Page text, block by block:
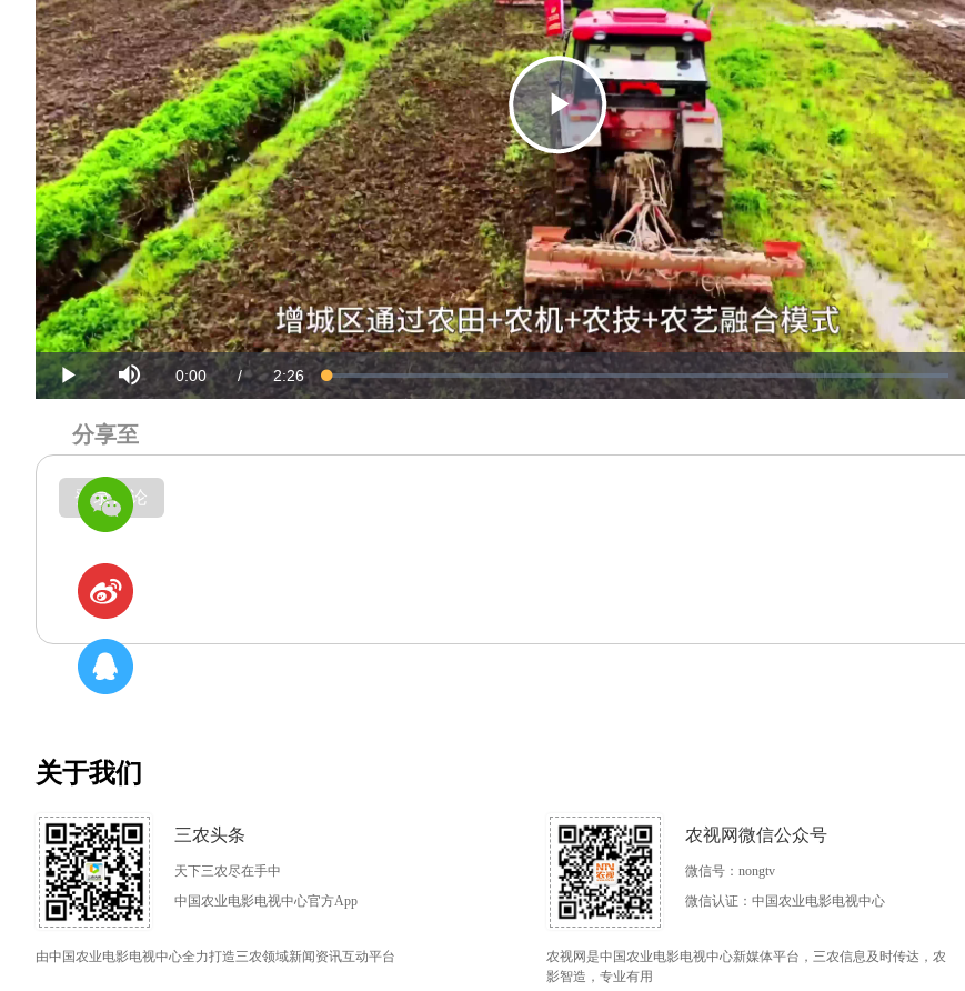
Play
Video
Play
Mute
Current
0:00 / Duration
2:26 Loaded:
0%
Progress:
0%
登录评论
关于我们
三农头条
天下三农尽在手中
中国农业电影电视中心官方App
由中国农业电影电视中心全力打造三农领域新闻资讯互动平台
农视网微信公众号
微信号：nongtv
微信认证：中国农业电影电视中心
农视网是中国农业电影电视中心新媒体平台，三农信息及时传达，农
影智造，专业有用
分享至